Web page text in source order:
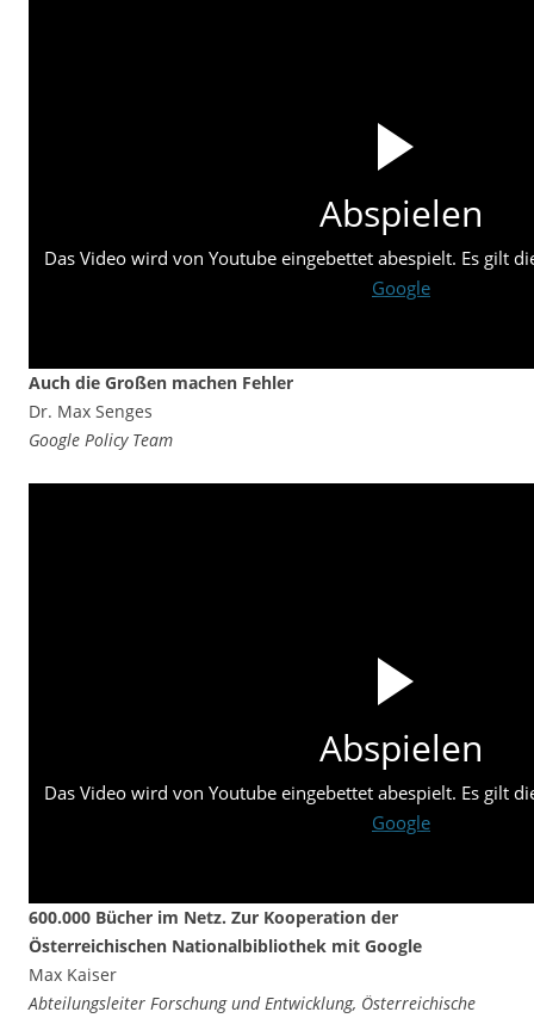
Abspielen
Das Video wird von Youtube eingebettet abespielt. Es gilt
Google
Auch die Großen machen Fehler
Dr. Max Senges
Google Policy Team
Abspielen
Das Video wird von Youtube eingebettet abespielt. Es gilt
Google
600.000 Bücher im Netz. Zur Kooperation der
Österreichischen Nationalbibliothek mit Google
Max Kaiser
Abteilungsleiter Forschung und Entwicklung, Österreichische